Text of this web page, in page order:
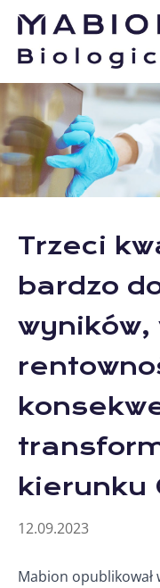
Trzeci
bardzo
wyników,
kierunku
12.09.2023
Mabion opublikował